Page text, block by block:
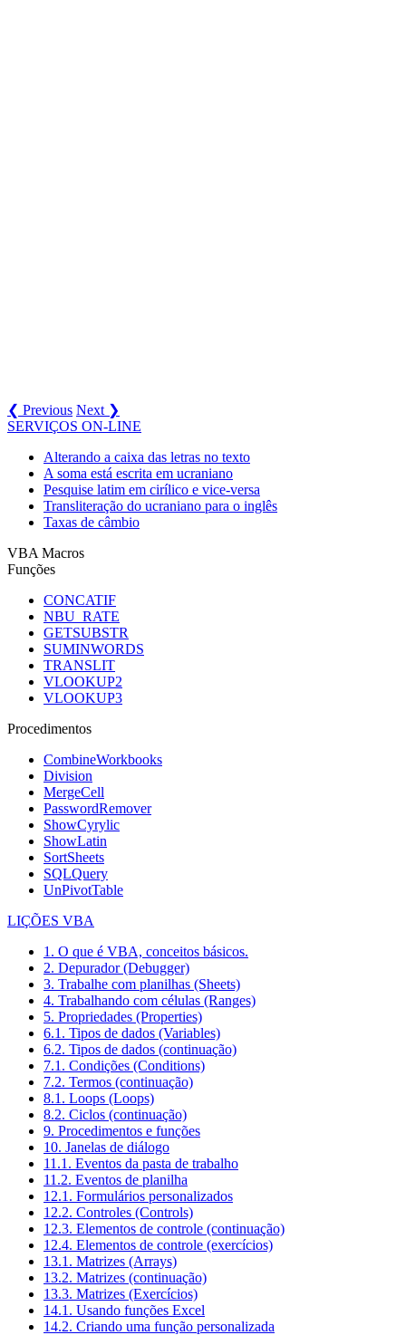
❮ Previous Next ❯
SERVIÇOS ON-LINE
Alterando a caixa das letras no texto
A soma está escrita em ucraniano
Pesquise latim em cirílico e vice-versa
Transliteração do ucraniano para o inglês
Taxas de câmbio
VBA Macros
Funções
CONCATIF
NBU_RATE
GETSUBSTR
SUMINWORDS
TRANSLIT
VLOOKUP2
VLOOKUP3
Procedimentos
CombineWorkbooks
Division
MergeCell
PasswordRemover
ShowCyrylic
ShowLatin
SortSheets
SQLQuery
UnPivotTable
LIÇÕES VBA
1. O que é VBA, conceitos básicos.
2. Depurador (Debugger)
3. Trabalhe com planilhas (Sheets)
4. Trabalhando com células (Ranges)
5. Propriedades (Properties)
6.1. Tipos de dados (Variables)
6.2. Tipos de dados (continuação)
7.1. Condições (Conditions)
7.2. Termos (continuação)
8.1. Loops (Loops)
8.2. Ciclos (continuação)
9. Procedimentos e funções
10. Janelas de diálogo
11.1. Eventos da pasta de trabalho
11.2. Eventos de planilha
12.1. Formulários personalizados
12.2. Controles (Controls)
12.3. Elementos de controle (continuação)
12.4. Elementos de controle (exercícios)
13.1. Matrizes (Arrays)
13.2. Matrizes (continuação)
13.3. Matrizes (Exercícios)
14.1. Usando funções Excel
14.2. Criando uma função personalizada